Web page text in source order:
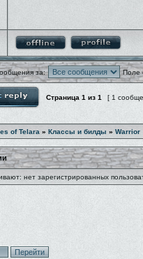
за: Поле
Страница 1 из 1 [ 1
of Telara » Классы и билды » Warrior
нет зарегистрированных